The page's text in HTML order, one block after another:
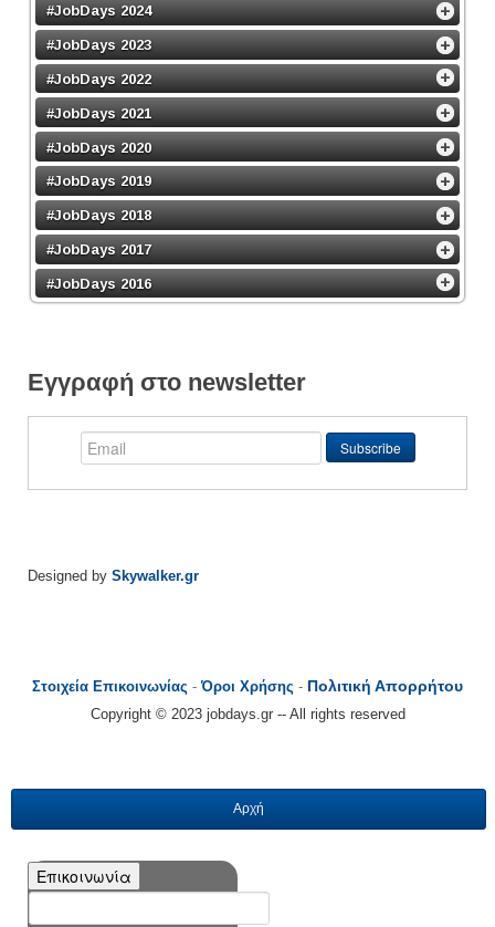
#JobDays 2024
#JobDays 2023
#JobDays 2022
#JobDays 2021
#JobDays 2020
#JobDays 2019
#JobDays 2018
#JobDays 2017
#JobDays 2016
Εγγραφή στο newsletter
Designed by Skywalker.gr
Στοιχεία Επικοινωνίας -Όροι Χρήσης - Πολιτική Απορρήτου
Copyright © 2023 jobdays.gr -- All rights reserved
Αρχή